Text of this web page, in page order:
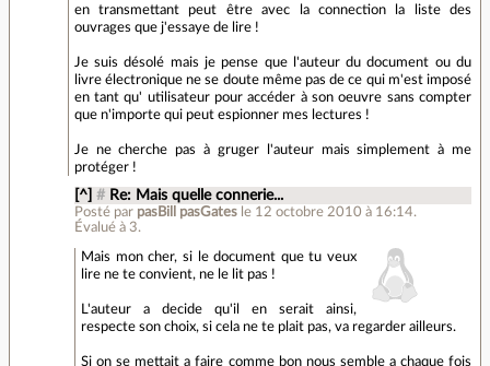
en transmettant peut être avec la connection la liste des
ouvrages que j'essaye de lire !
Je suis désolé mais je pense que l'auteur du document ou du
livre électronique ne se doute même pas de ce qui m'est imposé
en tant qu' utilisateur pour accéder à son oeuvre sans compter
que n'importe qui peut espionner mes lectures !
Je ne cherche pas à gruger l'auteur mais simplement à me
protéger !
[^] # Re: Mais quelle connerie...
Posté par pasBill pasGates le 12 octobre 2010 à 16:14.
Évalué à 3.
Mais mon cher, si le document que tu veux
lire ne te convient, ne le lit pas !
L'auteur a decide qu'il en serait ainsi,
respecte son choix, si cela ne te plait pas, va regarder ailleurs.
Si on se mettait a faire comme bon nous semble a chaque fois